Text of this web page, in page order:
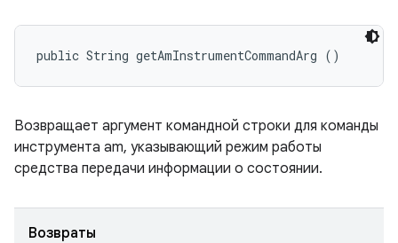
public String getAmInstrumentCommandArg ()
Возвращает аргумент командной строки для команды
инструмента am, указывающий режим работы
средства передачи информации о состоянии.
Возвраты